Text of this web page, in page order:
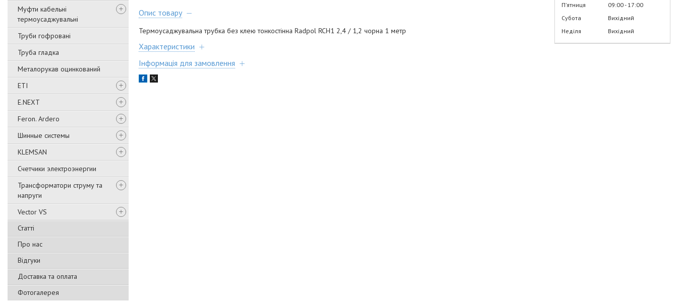
Муфти кабельні
термоусаджувальні
Труби гофровані
Труба гладка
Металорукав оцинкований
ETI
E.NEXT
Feron. Ardero
Шинные системы
KLEMSAN
Счетчики электроэнергии
Трансформатори струму та
напруги
Vector VS
Статті
Про нас
Відгуки
Доставка та оплата
Фотогалерея
Опис товару
Термоусаджувальна трубка без клею тонкостінна Radpol RCH1 2,4 / 1,2 чорна 1 метр
Характеристики
Інформація для замовлення
Пʼятниця
09:00 17:00
Субота
Вихідний
Неділя
Вихідний